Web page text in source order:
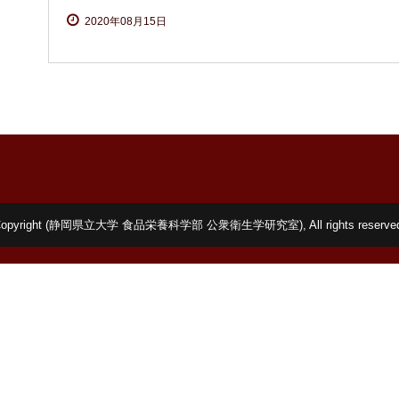
2020年08月15日
(静岡県立大学 食品栄養科学部 公衆衛生学研究室), All rights